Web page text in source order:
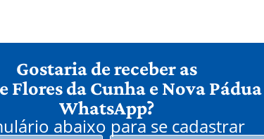
Gostaria de receber as
Flores da Cunha e Nova
WhatsApp?
abaixo para se cadastrar